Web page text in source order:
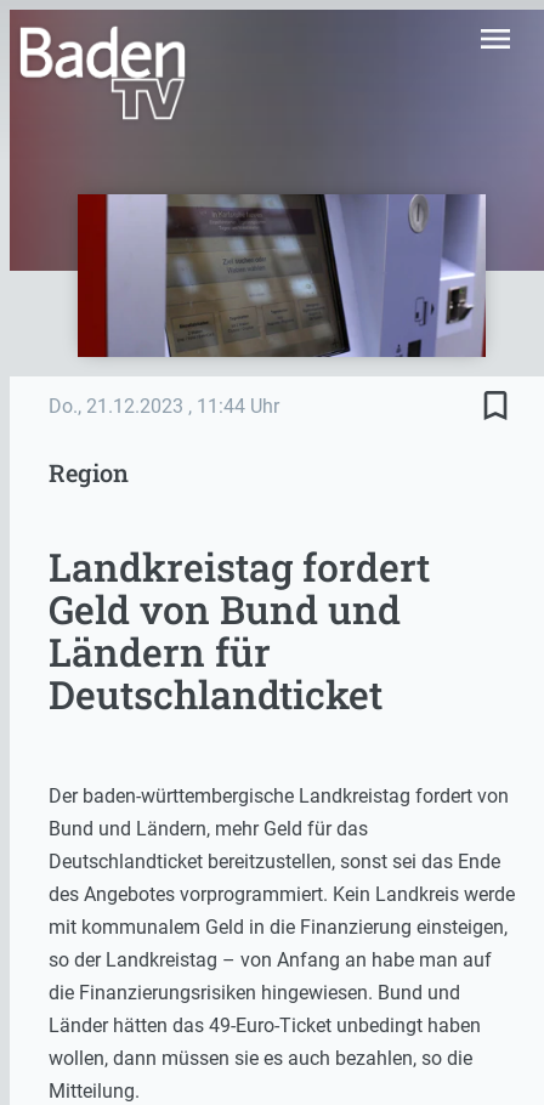
menu
Do., 21.12.2023 , 11:44 Uhr bookmark_border
Region
Landkreistag fordert
Geld von Bund und
Ländern für
Deutschlandticket
Der baden-württembergische Landkreistag fordert von
Bund und Ländern, mehr Geld für das
Deutschlandticket bereitzustellen, sonst sei das Ende
des Angebotes vorprogrammiert. Kein Landkreis werde
mit kommunalem Geld in die Finanzierung einsteigen,
so der Landkreistag – von Anfang an habe man auf
die Finanzierungsrisiken hingewiesen. Bund und
Länder hätten das 49-Euro-Ticket unbedingt haben
wollen, dann müssen sie es auch bezahlen, so die
Mitteilung.